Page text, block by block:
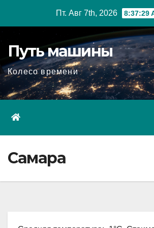
Пт. Авг 7th, 2026 8:37:30
Путь машины
Колесо времени
Самара